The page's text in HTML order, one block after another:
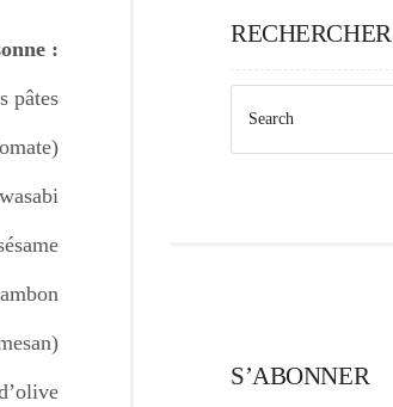
:
pâtes
RECHERCHER
S’ABONNER